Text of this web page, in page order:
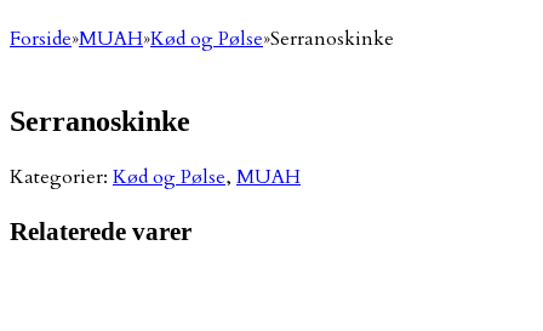
Forside»MUAH»Kød og Pølse»Serranoskinke
Serranoskinke
Kategorier: Kød og Pølse, MUAH
Relaterede varer